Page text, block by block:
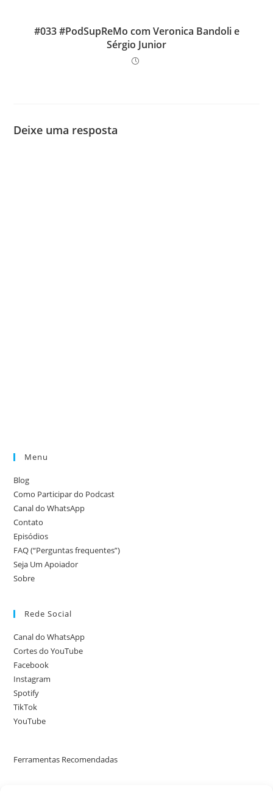
#033 #PodSupReMo com Veronica Bandoli e
Sérgio Junior
Deixe uma resposta
Menu
Blog
Como Participar do Podcast
Canal do WhatsApp
Contato
Episódios
FAQ (“Perguntas frequentes”)
Seja Um Apoiador
Sobre
Rede Social
Canal do WhatsApp
Cortes do YouTube
Facebook
Instagram
Spotify
TikTok
YouTube
Ferramentas Recomendadas